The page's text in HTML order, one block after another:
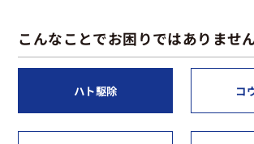
こんなことでお困りではありませ
ハト駆除 コ